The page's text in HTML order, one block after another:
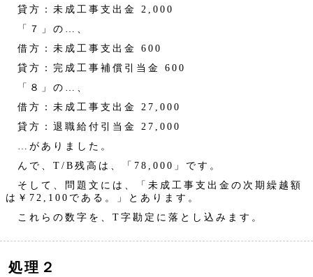
貸方：未成工事支出金 2,000
「７」の…、
借方：未成工事支出金 600
貸方：完成工事補償引当金 600
「８」の…、
借方：未成工事支出金 27,000
貸方：退職給付引当金 27,000
…がありました。
んで、T/B残高は、「78,000」です。
そして、問題文には、「未成工事支出金の次期繰越額
は￥72,100である。」とあります。
これらの数字を、T字勘定に落とし込みます。
処理２